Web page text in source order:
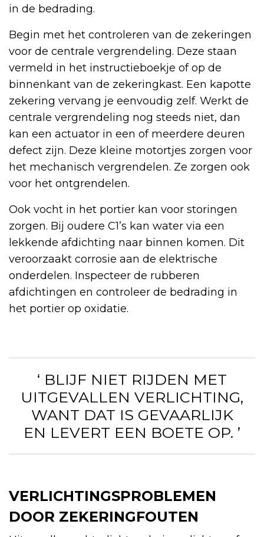
in de bedrading.
Begin met het controleren van de zekeringen
voor de centrale vergrendeling. Deze staan
vermeld in het instructieboekje of op de
binnenkant van de zekeringkast. Een kapotte
zekering vervang je eenvoudig zelf. Werkt de
centrale vergrendeling nog steeds niet, dan
kan een actuator in een of meerdere deuren
defect zijn. Deze kleine motortjes zorgen voor
het mechanisch vergrendelen. Ze zorgen ook
voor het ontgrendelen.
Ook vocht in het portier kan voor storingen
zorgen. Bij oudere C1’s kan water via een
lekkende afdichting naar binnen komen. Dit
veroorzaakt corrosie aan de elektrische
onderdelen. Inspecteer de rubberen
afdichtingen en controleer de bedrading in
het portier op oxidatie.
‘ BLIJF NIET RIJDEN MET
UITGEVALLEN VERLICHTING,
WANT DAT IS GEVAARLIJK
EN LEVERT EEN BOETE OP. ’
VERLICHTINGSPROBLEMEN
DOOR ZEKERINGFOUTEN